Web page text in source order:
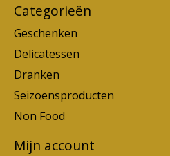
Categorieën
Geschenken
Delicatessen
Dranken
Seizoensproducten
Non Food
Mijn account